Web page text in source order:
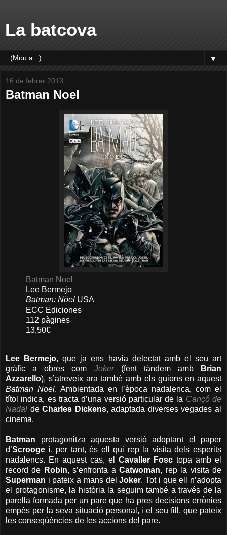
La batcova
▼
16 de febrer 2013
Batman Noel
Batman Noel
Lee Bermejo
Batman: Nöel USA
ECC Ediciones
112 pàgines
13,50€
Lee Bermejo, que ja ens havia delectat amb el seu art
gràfic a obres com Joker(fent tàndem amb
Brian
Azzarello), s’atreveix ara també amb els guions en aquest
Batman Noel. Ambientada en l’època nadalenca, com el
títol indica, es tracta d’una versió particular de la Cançó de
Nadal deCharles Dickens, adaptada diverses vegades al
cinema.
Batman protagonitza aquesta versió adoptant el paper
d’Scrooge i, per tant, és ell qui rep la visita dels esperits
nadalencs. En aquest cas, el Cavaller Fosc topa amb el
record de Robin, s’enfronta aCatwoman, rep la visita de
Superman i pateix a mans delJoker. Tot i que ell n’adopta
el protagonisme, la història la seguim també a través de la
parella formada per un pare que ha pres decisions errònies
empès per la seva situació personal, i el seu fill, que pateix
les conseqüències de les accions del pare.